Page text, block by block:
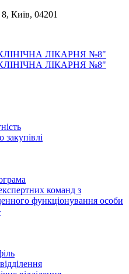
Київ, 04201
закупівлі
команд з
функціонування особи